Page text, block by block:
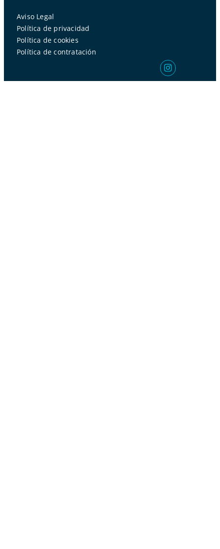
Aviso Legal
Política de privacidad
Política de cookies
Política de contratación